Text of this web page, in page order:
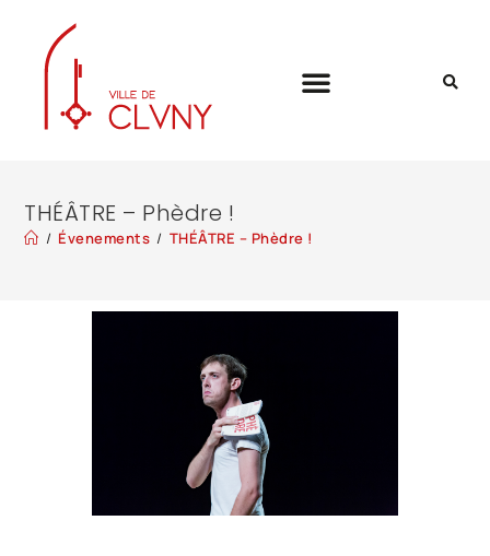
THÉÂTRE – Phèdre !
/ Évenements / THÉÂTRE – Phèdre !